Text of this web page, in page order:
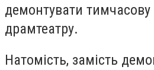
демонтувати тимчасову
драмтеатру.
Натомість, замість